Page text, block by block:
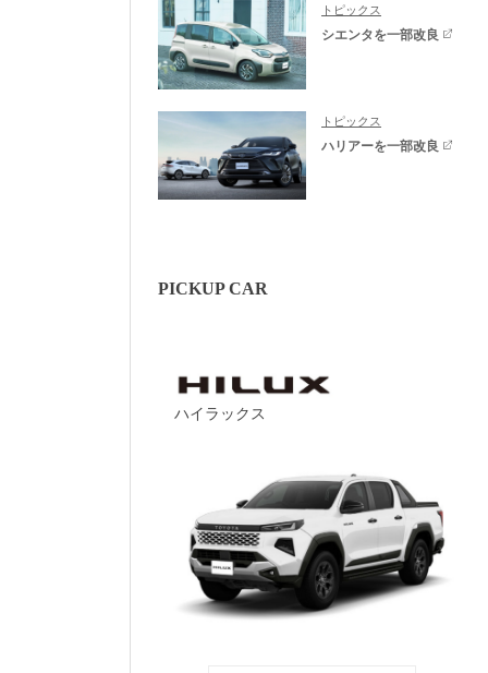
トピックス
シエンタを一部改良
トピックス
ハリアーを一部改良
PICKUP CAR
ハイラックス